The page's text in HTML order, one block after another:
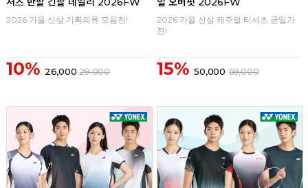
2026 가을 신상 기획의류 모음전!
10% 26,000 29,000
2026 가을 신상 캐주얼 티셔츠 균일가
전!
15% 50,000 59,000